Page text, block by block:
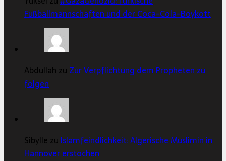
Fußballmannschaften und der Coca-Cola-Boykott
Abdullah zuZur Verpflichtung dem Propheten zu
folgen
Sibylle zuIslamfeindlichkeit: Algerische Muslimin in
Hannover erstochen